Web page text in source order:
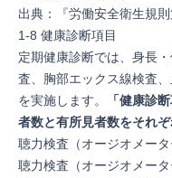
出典：『労働安全衛生規
1-8 健康診断項目
定期健康診断では、身長
査、胸部エックス線検査
を実施します。
「健康診
者数と有所見者数をそれぞ
聴力検査（オージオメー
聴力検査（オージオメー